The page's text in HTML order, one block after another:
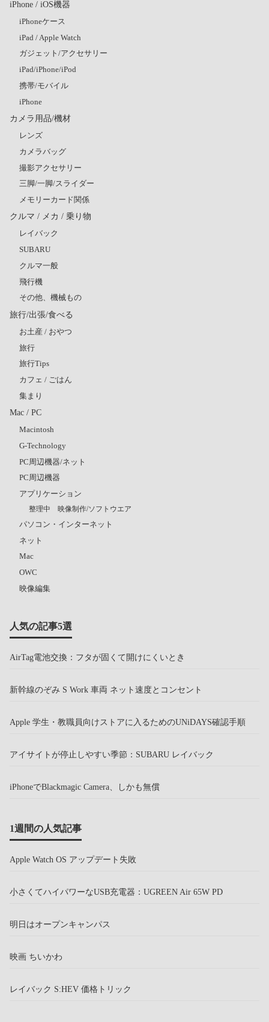
iPhone / iOS機器
iPhoneケース
iPad / Apple Watch
ガジェット/アクセサリー
iPad/iPhone/iPod
携帯/モバイル
iPhone
カメラ用品/機材
レンズ
カメラバッグ
撮影アクセサリー
三脚/一脚/スライダー
メモリーカード関係
クルマ / メカ / 乗り物
レイバック
SUBARU
クルマ一般
飛行機
その他、機械もの
旅行/出張/食べる
お土産 / おやつ
旅行
旅行Tips
カフェ / ごはん
集まり
Mac / PC
Macintosh
G-Technology
PC周辺機器/ネット
PC周辺機器
アプリケーション
整理中 映像制作/ソフトウエア
パソコン・インターネット
ネット
Mac
OWC
映像編集
人気の記事5選
AirTag電池交換：フタが固くて開けにくいとき
新幹線のぞみ S Work 車両 ネット速度とコンセント
Apple 学生・教職員向けストアに入るためのUNiDAYS確認手順
アイサイトが停止しやすい季節：SUBARU レイバック
iPhoneでBlackmagic Camera、しかも無償
1週間の人気記事
Apple Watch OS アップデート失敗
小さくてハイパワーなUSB充電器：UGREEN Air 65W PD
明日はオープンキャンパス
映画 ちいかわ
レイバック S:HEV 価格トリック